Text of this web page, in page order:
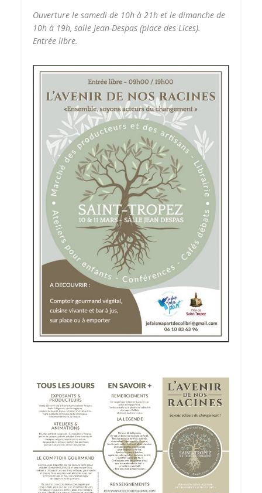
Ouverture le samedi de 10h à 21h et le dimanche de
10h à 19h, salle Jean-Despas (place des Lices).
Entrée libre.